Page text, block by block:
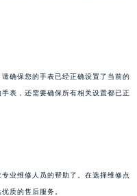
确保您的手表已经正确设置了当前的
表，还需要确保所有相关设置都已正
业维修人员的帮助了。在选择维修点
质的售后服务。